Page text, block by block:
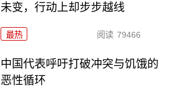
未变，行动上却步步越线
最热 阅读 79466
中国代表呼吁打破冲突与饥饿的
恶性循环